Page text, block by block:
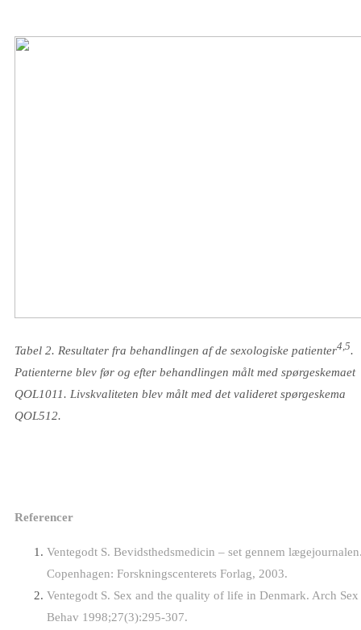
Tabel 2. Resultater fra behandlingen af de sexologiske patienter4,5.
Patienterne blev før og efter behandlingen målt med spørgeskemaet
QOL1011. Livskvaliteten blev målt med det valideret spørgeskema
QOL512.
Referencer
Ventegodt S. Bevidsthedsmedicin – set gennem
Copenhagen: Forskningscenterets Forlag, 2003.
Ventegodt S. Sex and the quality of life in Denmark. Arch Sex
Behav 1998;27(3):295-307.